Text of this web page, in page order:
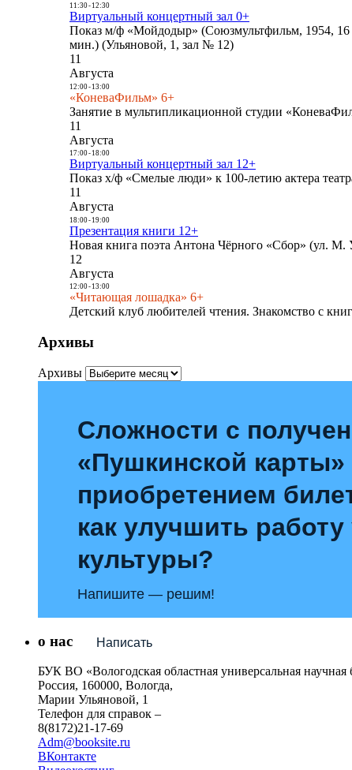
11:30- 12:30
Виртуальный концертный зал 0+
Показ м/ф «Мойдодыр» (Союзмультфильм, 1954,
мин.) (Ульяновой, 1, зал № 12)
11
Августа
12:00- 13:00
«КоневаФильм» 6+
Занятие в мультипликационной студии
11
Августа
17:00- 18:00
Виртуальный концертный зал 12+
Показ х/ф «Смелые люди» к 100-летию актера
11
Августа
18:00- 19:00
Презентация книги 12+
Новая книга поэта Антона Чёрного «Сбор» (ул. М.
12
Августа
12:00- 13:00
«Читающая лошадка» 6+
Детский клуб любителей чтения. Знакомство с
Архивы
Архивы
Сложности с
«Пушкинской карты»
приобретением
как улучшить
культуры?
Напишите — решим!
Написать
о нас
БУК ВО «Вологодская областная универсальная научная
Россия, 160000, Вологда,
Марии Ульяновой, 1
Телефон для справок –
8(8172)21-17-69
Adm@booksite.ru
ВКонтакте